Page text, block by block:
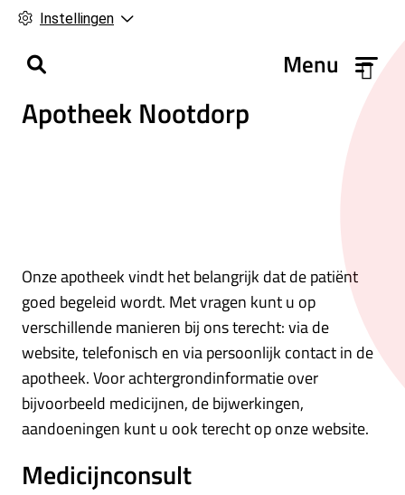
Instellingen
Apotheek Nootdorp
o
f
Menu
Onze apotheek vindt het belangrijk dat de patiënt
goed begeleid wordt. Met vragen kunt u op
verschillende manieren bij ons terecht: via de
website, telefonisch en via persoonlijk contact in de
apotheek. Voor achtergrondinformatie over
bijvoorbeeld medicijnen, de bijwerkingen,
aandoeningen kunt u ook terecht op onze website.
Medicijnconsult